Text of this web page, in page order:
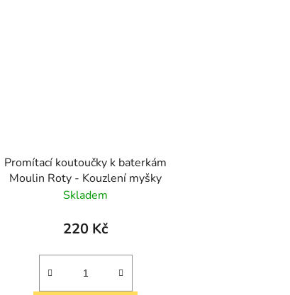
Promítací koutoučky k baterkám
Moulin Roty - Kouzlení myšky
Skladem
220 Kč